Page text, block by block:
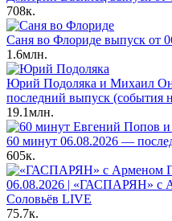
708к.
Саня во Флориде выпуск от
1.6млн.
Юрий Подоляка и Михаил
последний выпуск (события
19.1млн.
60 минут 06.08.2026 —
605к.
06.08.2026 | «ГАСПАРЯН» с
Соловьёв LIVE
75.7к.